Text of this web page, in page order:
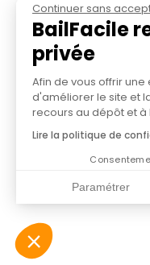
Mentions légales
Continuer sans
BailFacile
privée
Afin de vous offrir
d'améliorer le site et
recours au dépôt et
Lire la politique de
Paramétrer
Plateforme de
Notre plateforme